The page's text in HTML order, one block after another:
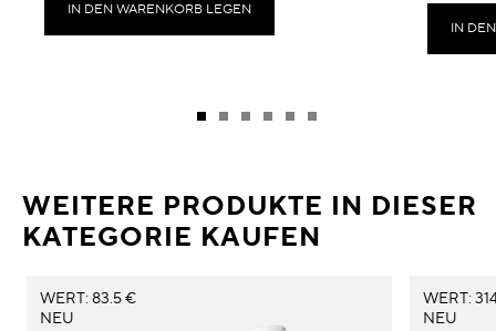
IN DEN WARENKORB LEGEN
IN
WEITERE PRODUKTE IN DIESER
KATEGORIE KAUFEN
WERT: 83.5 €
NEU
WERT:
NEU